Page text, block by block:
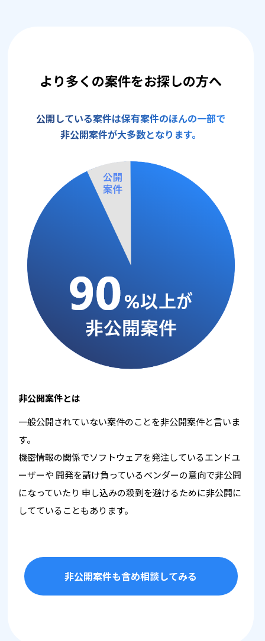
より多くの案件をお探しの方へ
公開している案件は保有案件のほんの一部で
非公開案件が大多数となります。
非公開案件とは
一般公開されていない案件のことを非公開案件と言いま
す。
機密情報の関係でソフトウェアを発注しているエンドユ
ーザーや 開発を請け負っているベンダーの意向で非公開
になっていたり 申し込みの殺到を避けるために非公開に
してていることもあります。
非公開案件も含め相談してみる